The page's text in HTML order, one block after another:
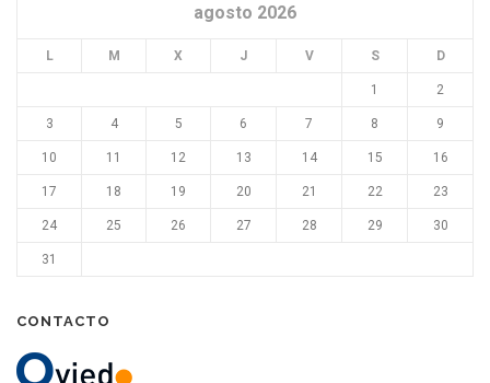
agosto 2026
L M X J V S D
1 2
3 4 5 6 7 8 9
10 11 12 13 14 15 16
17 18 19 20 21 22 23
24 25 26 27 28 29 30
31
CONTACTO